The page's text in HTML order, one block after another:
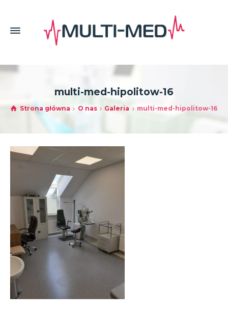
multi-med-hipolitow-16
Strona główna O nas Galeria multi-med-hipolitow-16